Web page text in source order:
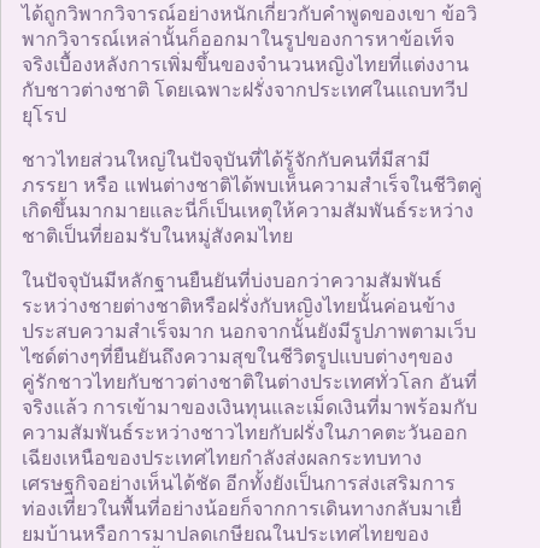
ได้ถูกวิพากวิจารณ์อย่างหนักเกี่ยวกับคำพูดของเขา ข้อวิ
พากวิจารณ์เหล่านั้นก็ออกมาในรูปของการหาข้อเท็จ
จริงเบื้องหลังการเพิ่มขึ้นของจำนวนหญิงไทยที่แต่งงาน
กับชาวต่างชาติ โดยเฉพาะฝรั่งจากประเทศในแถบทวีป
ยุโรป
ชาวไทยส่วนใหญ่ในปัจจุบันที่ได้รู้จักกับคนที่มีสามี
ภรรยา หรือ แฟนต่างชาติได้พบเห็นความสำเร็จในชีวิตคู่
เกิดขึ้นมากมายและนี่ก็เป็นเหตุให้ความสัมพันธ์ระหว่าง
ชาติเป็นที่ยอมรับในหมู่สังคมไทย
ในปัจจุบันมีหลักฐานยืนยันที่บ่งบอกว่าความสัมพันธ์
ระหว่างชายต่างชาติหรือฝรั่งกับหญิงไทยนั้นค่อนข้าง
ประสบความสำเร็จมาก นอกจากนั้นยังมีรูปภาพตามเว็บ
ไซด์ต่างๆที่ยืนยันถึงความสุขในชีวิตรูปแบบต่างๆของ
คู่รักชาวไทยกับชาวต่างชาติในต่างประเทศทั่วโลก อันที่
จริงแล้ว การเข้ามาของเงินทุนและเม็ดเงินที่มาพร้อมกับ
ความสัมพันธ์ระหว่างชาวไทยกับฝรั่งในภาคตะวันออก
เฉียงเหนือของประเทศไทยกำลังส่งผลกระทบทาง
เศรษฐกิจอย่างเห็นได้ชัด อีกทั้งยังเป็นการส่งเสริมการ
ท่องเที่ยวในพื้นที่อย่างน้อยก็จากการเดินทางกลับมาเยื่
ยมบ้านหรือการมาปลดเกษียณในประเทศไทยของ